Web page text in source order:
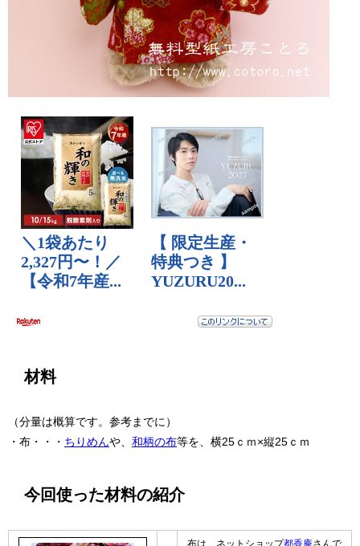
材料
（分量は概算です。参考までに）
・布・・・ ちりめんや、 和柄の布等を、横25ｃｍ×縦25ｃｍ
今回使った材料の紹介
布は、ネットショップ都香庵さんで